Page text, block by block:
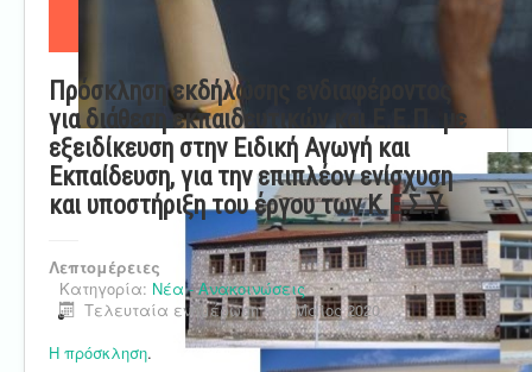
Πρόσκληση εκδήλωσης ενδιαφέροντος
για διάθεση εκπαιδευτικών και Ε.Ε.Π. με
εξειδίκευση στην Ειδική Αγωγή και
Εκπαίδευση, για την επιπλέον ενίσχυση
και υποστήριξη του έργου των Κ.Ε.Σ.Υ.
Λεπτομέρειες
Κατηγορία: Νέα - Ανακοινώσεις
Τελευταία ενημέρωση : 11 Μαϊος 2020
H πρόσκληση.